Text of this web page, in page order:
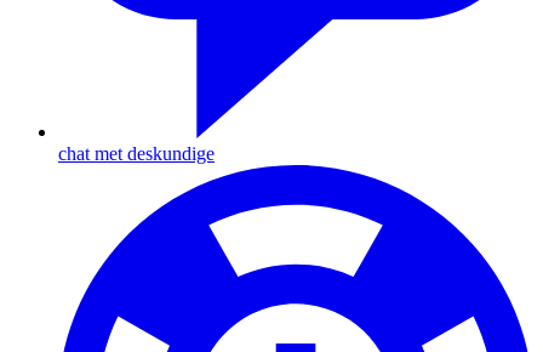
chat met deskundige